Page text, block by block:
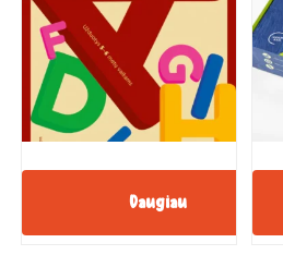
Daugiau